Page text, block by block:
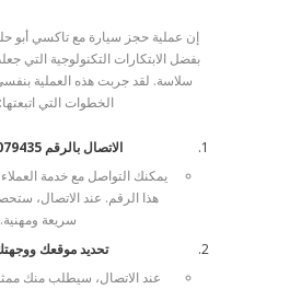
إن عملية حجز سيارة مع تاكسي أبو
بفضل الابتكارات التكنولوجية التي
سلاسة. لقد جربت هذه العملية
الخطوات التي اتبعتها:
الاتصال بالرقم 94079435
يمكنك التواصل مع خدمة
هذا الرقم. عند الاتصال،
سريعة ومهنية.
تحديد موقعك
عند الاتصال، سيطلب منك